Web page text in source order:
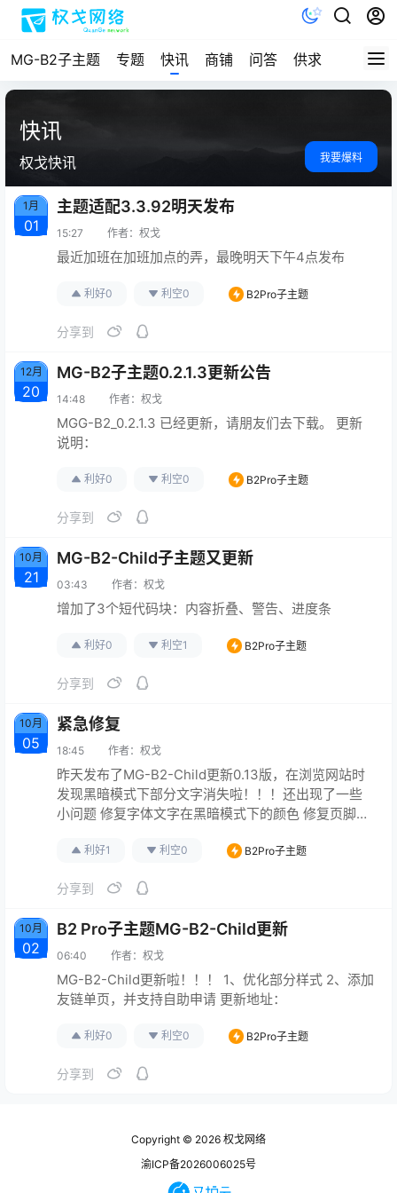
MG-B2子主题 专题 快讯 商铺 问答 供求
快讯
权戈快讯 我要爆料
1月
01
主题适配3.3.92明天发布
15:27 作者： 权戈
最近加班在加班加点的弄，最晚明天下午4点发布
利好0 利空0 B2Pro子主题
分享到
12月
20
MG-B2子主题0.2.1.3更新公告
14:48 作者： 权戈
MGG-B2_0.2.1.3 已经更新，请朋友们去下载。 更新
说明：
利好0 利空0 B2Pro子主题
分享到
10月
21
MG-B2-Child子主题又更新
03:43 作者： 权戈
增加了3个短代码块：内容折叠、警告、进度条
利好0 利空1 B2Pro子主题
分享到
10月
05
紧急修复
18:45 作者： 权戈
昨天发布了MG-B2-Child更新0.13版，在浏览网站时
发现黑暗模式下部分文字消失啦！！！还出现了一些
小问题 修复字体文字在黑暗模式下的颜色 修复页脚统
了还是0.13，请重新下载上传覆盖源文件并保存一下
利好1 利空0 B2Pro子主题
分享到
10月
02
B2 Pro子主题MG-B2-Child更新
06:40 作者： 权戈
MG-B2-Child更新啦！！！ 1、优化部分样式 2、添加
友链单页，并支持自助申请 更新地址：
利好0 利空0 B2Pro子主题
分享到
Copyright © 2026 权戈网络
渝ICP备2026006025号